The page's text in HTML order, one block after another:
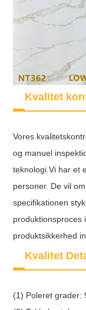
Kvalitet
Vores
og manuel
teknologi.Vi har et
personer. De vil
specifikationen
produktsikkerhed
Kvalitet
(1) Poleret grader: